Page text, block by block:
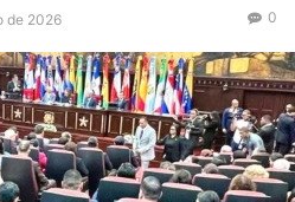
de 2026 0